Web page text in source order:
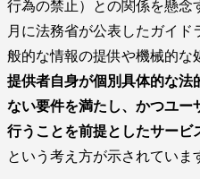
行為の禁止）との関係を懸念
月に法務省が公表したガイ
般的な情報の提供や機械的な
提供者自身が個別具体的な法
ない要件を満たし、かつユー
行うことを前提としたサービ
という考え方が示されていま